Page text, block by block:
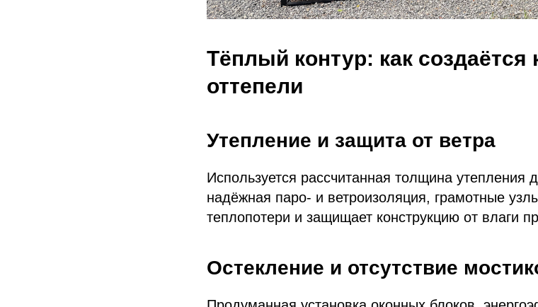
Тёплый контур: как создаётся
оттепели
Утепление и защита от ветра
Используется рассчитанная толщина утепления
надёжная паро‑ и ветроизоляция, грамотные
теплопотери и защищает конструкцию от влаги
Остекление и отсутствие